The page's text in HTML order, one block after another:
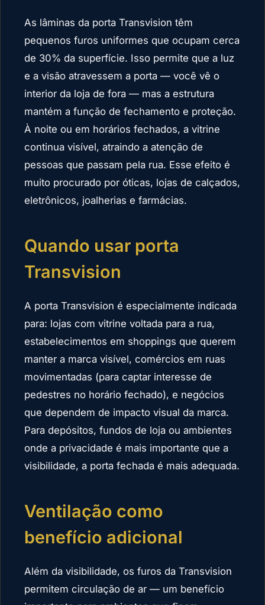
As lâminas da porta Transvision têm
pequenos furos uniformes que ocupam cerca
de 30% da superfície. Isso permite que a luz
e a visão atravessem a porta — você vê o
interior da loja de fora — mas a estrutura
mantém a função de fechamento e proteção.
À noite ou em horários fechados, a vitrine
continua visível, atraindo a atenção de
pessoas que passam pela rua. Esse efeito é
muito procurado por óticas, lojas de calçados,
eletrônicos, joalherias e farmácias.
Quando usar porta
Transvision
A porta Transvision é especialmente indicada
para: lojas com vitrine voltada para a rua,
estabelecimentos em shoppings que querem
manter a marca visível, comércios em ruas
movimentadas (para captar interesse de
pedestres no horário fechado), e negócios
que dependem de impacto visual da marca.
Para depósitos, fundos de loja ou ambientes
onde a privacidade é mais importante que a
visibilidade, a porta fechada é mais adequada.
Ventilação como
benefício adicional
Além da visibilidade, os furos da Transvision
permitem circulação de ar — um benefício